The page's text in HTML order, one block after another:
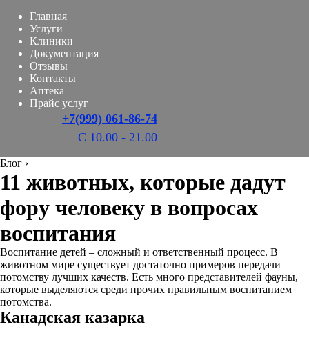
Главная
Услуги
Клиники
Документация
Отзывы
Контакты
Аптека
Прайс услуг
+7(999) 061-86-74
С 10.00 - 21.00
Блог ›
11 животных, которые дадут
фору человеку в вопросах
воспитания
Воспитание детей – сложный и ответственный процесс. В
животном мире существует достаточно примеров передачи
потомству лучших качеств. Есть много представителей фауны,
которые выделяются среди прочих правильным воспитанием
потомства.
Канадская казарка